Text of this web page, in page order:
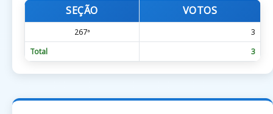
SEÇÃO VOTOS
267ª
3
Total
3